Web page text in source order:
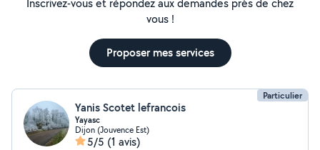
Inscrivez-vous et répondez aux demandes près de chez
vous !
Proposer mes services
Particulier
Yanis Scotet lefrancois
Yayasc
Dijon (Jouvence Est)
5/5 (1 avis)